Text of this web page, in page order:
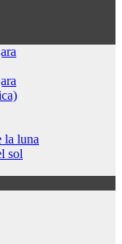
la luna
sol